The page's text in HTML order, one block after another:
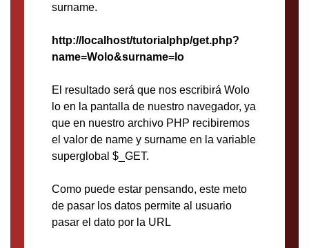
surname.
http://localhost/tutorialphp/get.php?
name=Wolo&surname=lo
El resultado será que nos escribirá Wolo
lo en la pantalla de nuestro navegador, ya
que en nuestro archivo PHP recibiremos
el valor de name y surname en la variable
superglobal $_GET.
Como puede estar pensando, este meto
de pasar los datos permite al usuario
pasar el dato por la URL